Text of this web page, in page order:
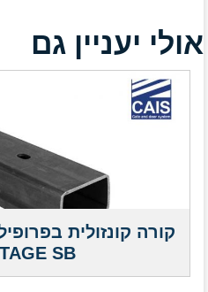
אולי יעניין גם
SB